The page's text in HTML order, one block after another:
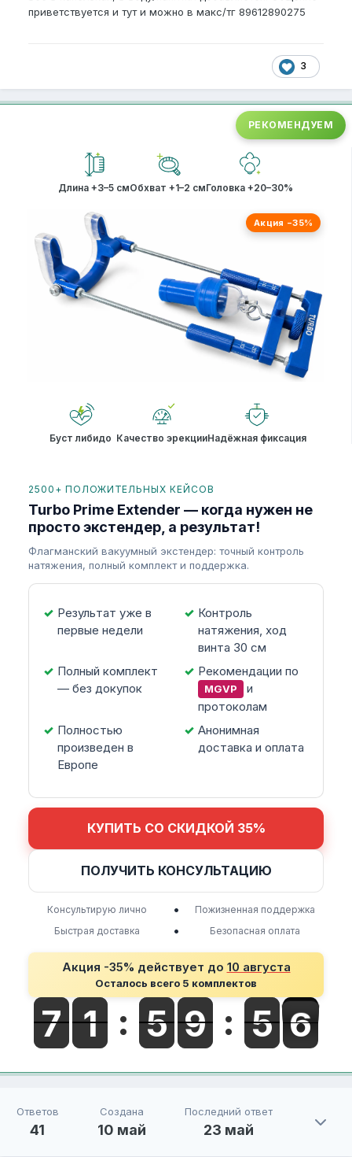
приветствуется и тут и можно в макс/тг 89612890275
3
РЕКОМЕНДУЕМ
Длина +3–5 смОбхват +1–2 смГоловка +20–30%
Акция −35%
Буст либидо Качество эрекцииНадёжная фиксация
2500+ ПОЛОЖИТЕЛЬНЫХ КЕЙСОВ
Turbo Prime Extender — когда нужен не
просто экстендер, а результат!
Флагманский вакуумный экстендер: точный контроль
натяжения, полный комплект и поддержка.
Результат уже в
первые недели
Контроль
натяжения, ход
винта 30 см
Полный комплект
— без докупок
Рекомендации по
MGVP
и
протоколам
Полностью
произведен в
Европе
Анонимная
доставка и оплата
КУПИТЬ СО СКИДКОЙ 35%
ПОЛУЧИТЬ КОНСУЛЬТАЦИЮ
Консультирую лично •
Пожизненная поддержка
Быстрая доставка
• Безопасная оплата
Акция -35% действует до 10 августа
Осталось всего 5 комплектов
Ответов
41
Создана
10 май
Последний ответ
23 май